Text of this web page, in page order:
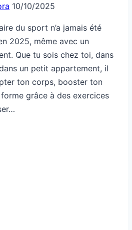
10/10/2025
du sport n’a jamais été
2025, même avec un
Que tu sois chez toi, dans
un petit appartement, il
ton corps, booster ton
grâce à des exercices